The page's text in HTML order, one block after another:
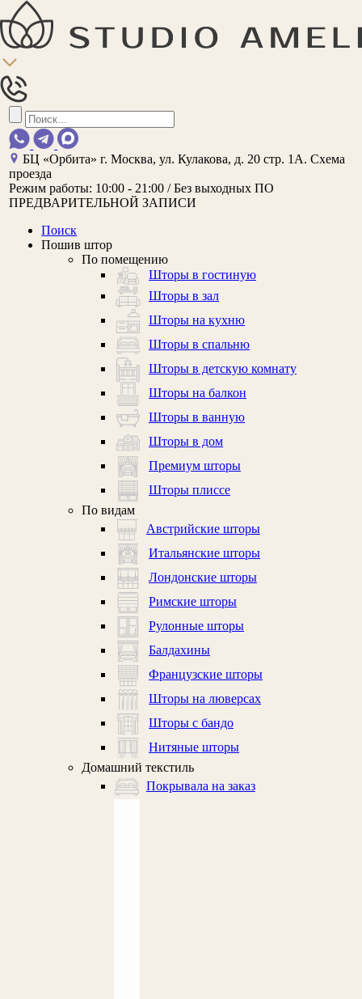
БЦ «Орбита»г. Москва, ул. Кулакова, д. 20 стр. 1А. Схема
проезда
Режим работы: 10:00 - 21:00 / Без выходных ПО
ПРЕДВАРИТЕЛЬНОЙ ЗАПИСИ
Поиск
Пошив штор
По помещению
Шторы в гостиную
Шторы в зал
Шторы на кухню
Шторы в спальню
Шторы в детскую комнату
Шторы на балкон
Шторы в ванную
Шторы в дом
Премиум шторы
Шторы плиссе
По видам
Австрийские шторы
Итальянские шторы
Лондонские шторы
Римские шторы
Рулонные шторы
Балдахины
Французские шторы
Шторы на люверсах
Шторы с бандо
Нитяные шторы
Домашний текстиль
Покрывала на заказ